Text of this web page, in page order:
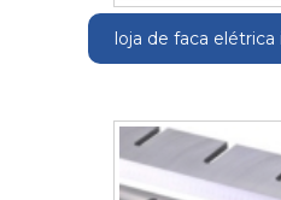
loja de faca